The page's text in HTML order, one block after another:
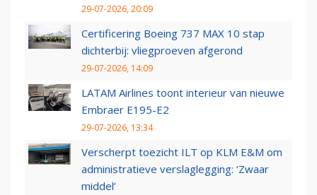
29-07-2026, 20:09
Certificering Boeing 737 MAX 10 stap
dichterbij: vliegproeven afgerond
29-07-2026, 14:09
LATAM Airlines toont interieur van nieuwe
Embraer E195-E2
29-07-2026, 13:34
Verscherpt toezicht ILT op KLM E&M om
administratieve verslaglegging: ‘Zwaar
middel’